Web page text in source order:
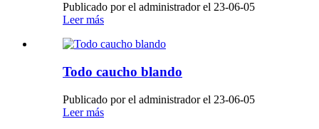
Publicado por el administrador el 23-06-05
Leer más
Todo caucho blando
Publicado por el administrador el 23-06-05
Leer más